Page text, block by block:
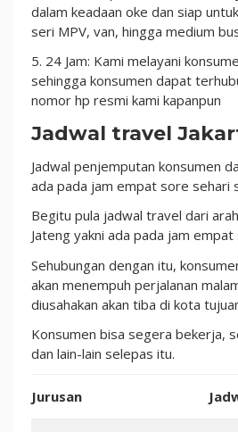
dalam keadaan oke dan siap
seri MPV, van, hingga medium
5. 24 Jam: Kami melayani
sehingga konsumen dapat
nomor hp resmi kami kapanpun
Jadwal travel
Jadwal penjemputan konsumen
ada pada jam empat sore sehari
Begitu pula jadwal travel dari
Jateng yakni ada pada jam empat
Sehubungan dengan itu,
akan menempuh perjalanan
diusahakan akan tiba di kota
Konsumen bisa segera bekerja,
dan lain-lain selepas itu.
Jurusan